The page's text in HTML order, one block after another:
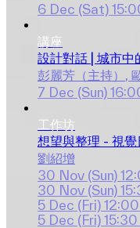
6 Dec (Sat)
講座
設計對話 | 城市中
彭麗芳（主持）
7 Dec (Sun)
工作坊
想望與整理 - 視
劉紹增
30 Nov (Sun)
30 Nov (Sun)
5 Dec (Fri)
5 Dec (Fri)